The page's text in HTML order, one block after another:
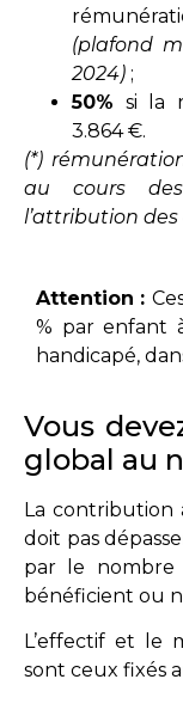
(plafond
2024) ;
50% si la
3.864 €.
(*)
au cours
l’attribution
Attention :
% par enfant
handicapé,
Vous
global au
La contribution
doit pas
par le nombre
bénéficient ou
L’effectif et le
sont ceux fixés